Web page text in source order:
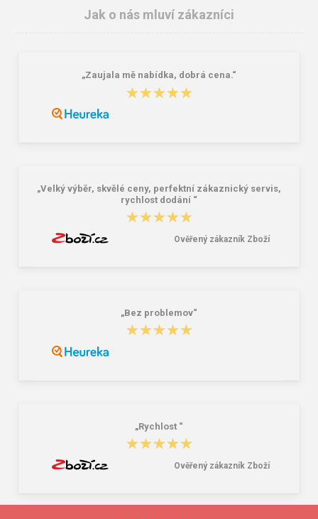
Jak o nás mluví zákazníci
„Zaujala mě nabídka, dobrá cena.“
★★★★★
★★★★★
„Velký výběr, skvělé ceny, perfektní zákaznický servis,
rychlost dodání “
★★★★★
★★★★★
Ověřený zákazník Zboží
„Bez problemov“
★★★★★
★★★★★
„Rychlost “
★★★★★
★★★★★
Ověřený zákazník Zboží